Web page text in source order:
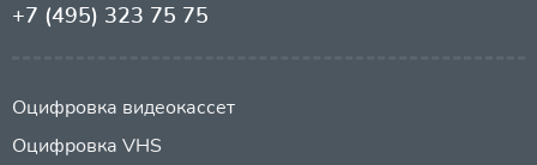
+7 (495) 323 75 75
Оцифровка видеокассет
Оцифровка VHS